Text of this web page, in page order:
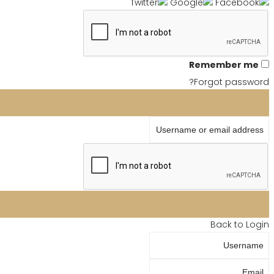
Remember me
Forgot password?
Back to Login